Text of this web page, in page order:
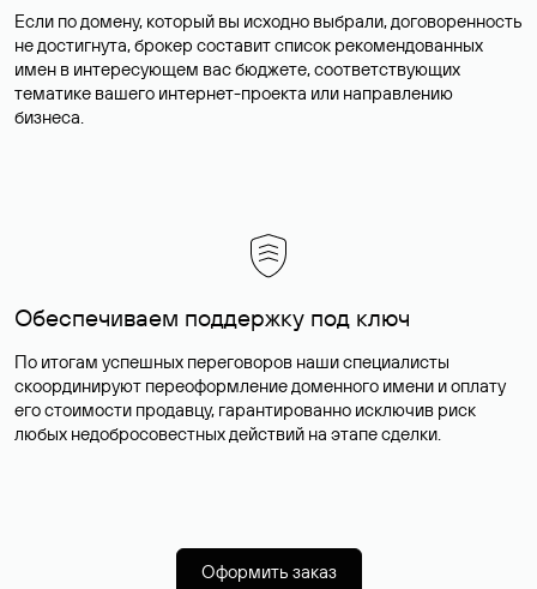
Если по домену, который вы исходно выбрали, договоренность
не достигнута, брокер составит список рекомендованных
имен в интересующем вас бюджете, соответствующих
тематике вашего интернет-проекта или направлению
бизнеса.
Обеспечиваем поддержку под ключ
По итогам успешных переговоров наши специалисты
скоординируют переоформление доменного имени и оплату
его стоимости продавцу, гарантированно исключив риск
любых недобросовестных действий на этапе сделки.
Оформить заказ